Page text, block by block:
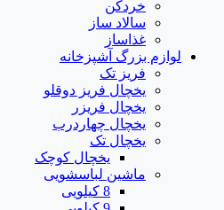
خردکن
سالاد ساز
غذاساز
لوازم بزرگ آشپزخانه
فریز تک
یخچال فریز دوقلو
یخچال فریزر
یخچال چهاردرب
یخچال تک
یخچال کوچک
ماشین لباسشویی
8 کیلویی